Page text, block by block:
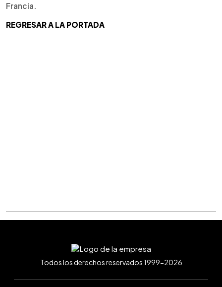
Francia.
REGRESAR A LA PORTADA
Todos los derechos reservados 1999-2026